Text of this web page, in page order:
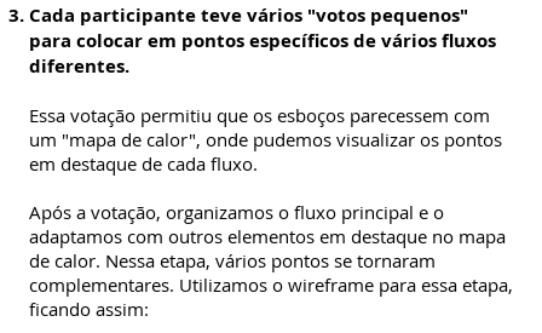
Cada participante teve vários "votos pequenos"
para colocar em pontos específicos de vários fluxos
diferentes.
Essa votação permitiu que os esboços parecessem com
um "mapa de calor", onde pudemos visualizar os pontos
em destaque de cada fluxo.
Após a votação, organizamos o fluxo principal e o
adaptamos com outros elementos em destaque no mapa
de calor. Nessa etapa, vários pontos se tornaram
complementares. Utilizamos o wireframe para essa etapa,
ficando assim: